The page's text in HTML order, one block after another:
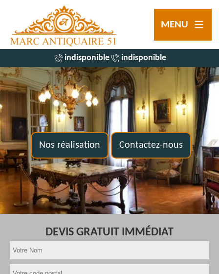
MENU
indisponible indisponible
Nos réalisation Contactez-nous
DEVIS GRATUIT IMMÉDIAT